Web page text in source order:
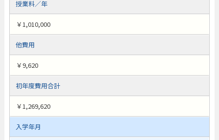
授業料／年
￥1,010,000
他費用
￥9,620
初年度費用合計
￥1,269,620
入学年月